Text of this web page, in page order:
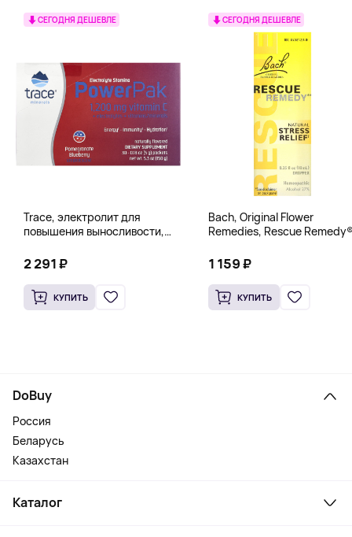
СЕГОДНЯ ДЕШЕВЛЕ
Trace, электролит для
повышения выносливости,
и черники, 30 пакетиков по 5 г
(0,18 унции)
2 291 ₽
КУПИТЬ
СЕГОДНЯ ДЕШЕВЛЕ
Bach, Original Flower
Remedies, Rescue
снятия стресса, 10 мл
(0,35 жидк. унции)
1 159 ₽
КУПИТЬ
DoBuy
Россия
Беларусь
Казахстан
Каталог